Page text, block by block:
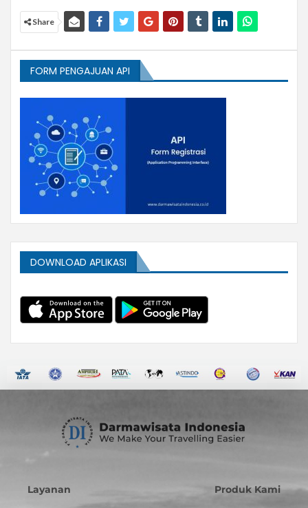
Share
FORM PENGAJUAN API
DOWNLOAD APLIKASI
Layanan Produk Kami